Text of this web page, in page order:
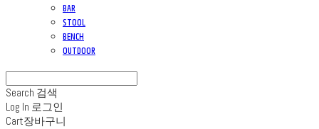
BAR
STOOL
BENCH
OUTDOOR
Search 검색
Log In 로그인
Cart장바구니